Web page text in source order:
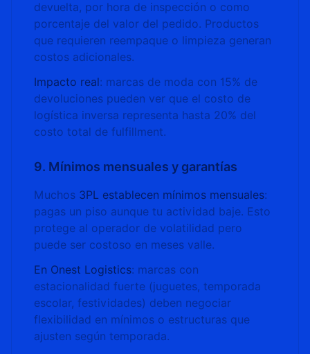
devuelta, por hora de inspección o como
porcentaje del valor del pedido. Productos
que requieren reempaque o limpieza generan
costos adicionales.
Impacto real: marcas de moda con 15% de
devoluciones pueden ver que el costo de
logística inversa representa hasta 20% del
costo total de fulfillment.
9. Mínimos mensuales y garantías
Muchos 3PL establecen mínimos mensuales:
pagas un piso aunque tu actividad baje. Esto
protege al operador de volatilidad pero
puede ser costoso en meses valle.
En Onest Logistics: marcas con
estacionalidad fuerte (juguetes, temporada
escolar, festividades) deben negociar
flexibilidad en mínimos o estructuras que
ajusten según temporada.